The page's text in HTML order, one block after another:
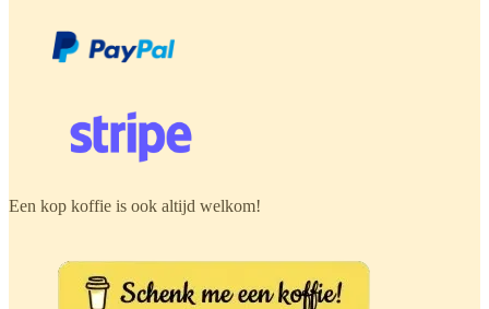
Een kop koffie is ook altijd welkom!